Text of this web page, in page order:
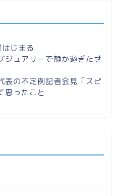
じまる
ジュアリーで静か過ぎたせ
表の不定例記者会見「スピ
思ったこと